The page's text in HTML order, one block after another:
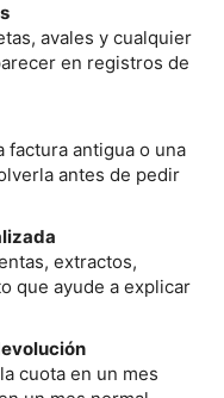
avales y cualquier
en registros de
factura antigua o una
antes de pedir
extractos,
que ayude a explicar
cuota en un mes